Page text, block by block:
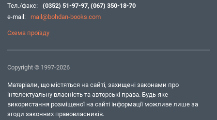
Тел./факс:
(0352) 51-97-97, (067) 350-18-70
e-mail:
mail@bohdan-books.com
Схема проїзду
Copyright © 1997-2026
Матеріали, що містяться на сайті, захищені законами про
інтелектуальну власність та авторські права. Будь-яке
використання розміщеної на сайті інформації можливе лише за
згоди законних правовласників.